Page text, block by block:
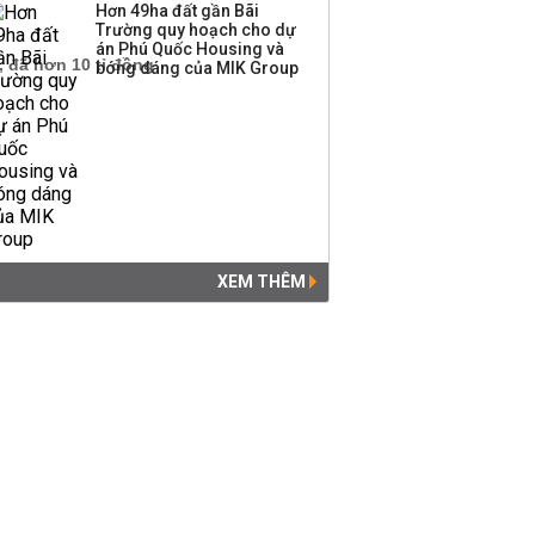
Hơn 49ha đất gần Bãi
Trường quy hoạch cho dự
án Phú Quốc Housing và
bóng dáng của MIK Group
XEM THÊM